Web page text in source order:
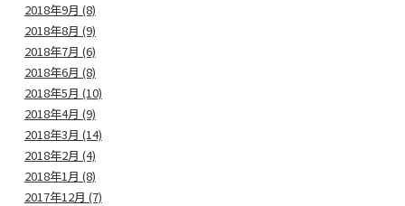
2018年9月 (8)
2018年8月 (9)
2018年7月 (6)
2018年6月 (8)
2018年5月 (10)
2018年4月 (9)
2018年3月 (14)
2018年2月 (4)
2018年1月 (8)
2017年12月 (7)